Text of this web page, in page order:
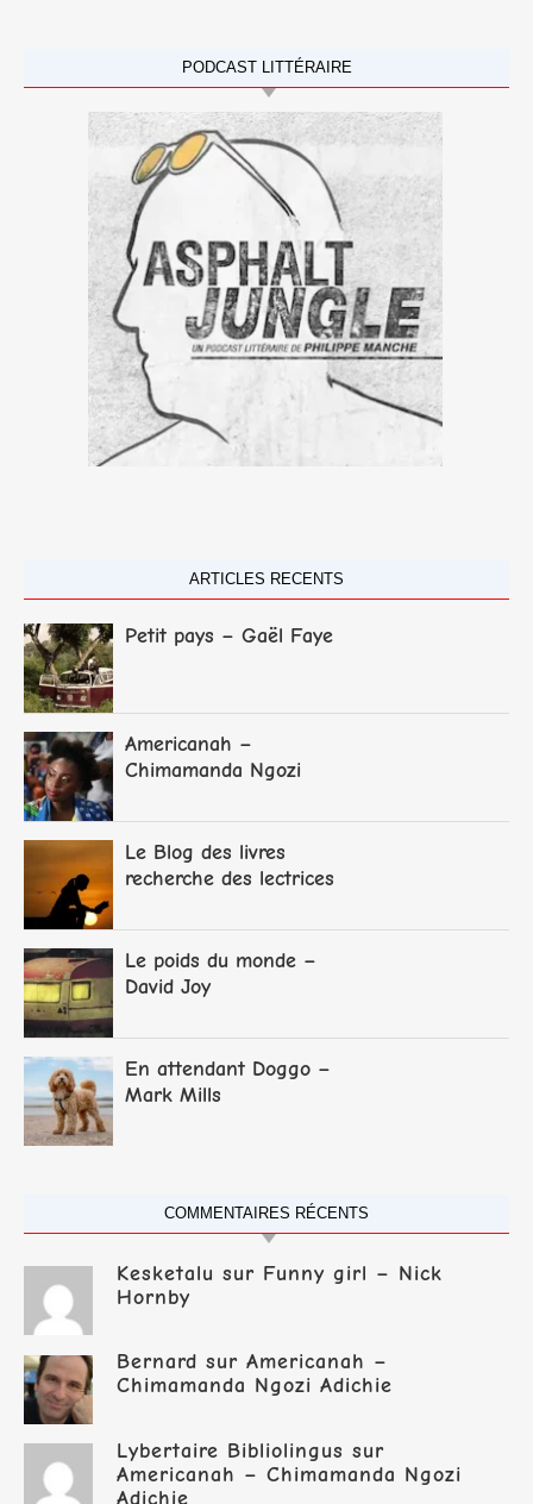
PODCAST LITTÉRAIRE
ARTICLES RECENTS
Petit pays – Gaël Faye
Americanah –
Chimamanda Ngozi
Le Blog des livres
recherche des lectrices
Le poids du monde –
David Joy
En attendant Doggo –
Mark Mills
COMMENTAIRES RÉCENTS
Kesketalu sur Funny girl – Nick
Hornby
Bernard sur Americanah –
Chimamanda Ngozi Adichie
Lybertaire Bibliolingus sur
Americanah – Chimamanda Ngozi
Adichie